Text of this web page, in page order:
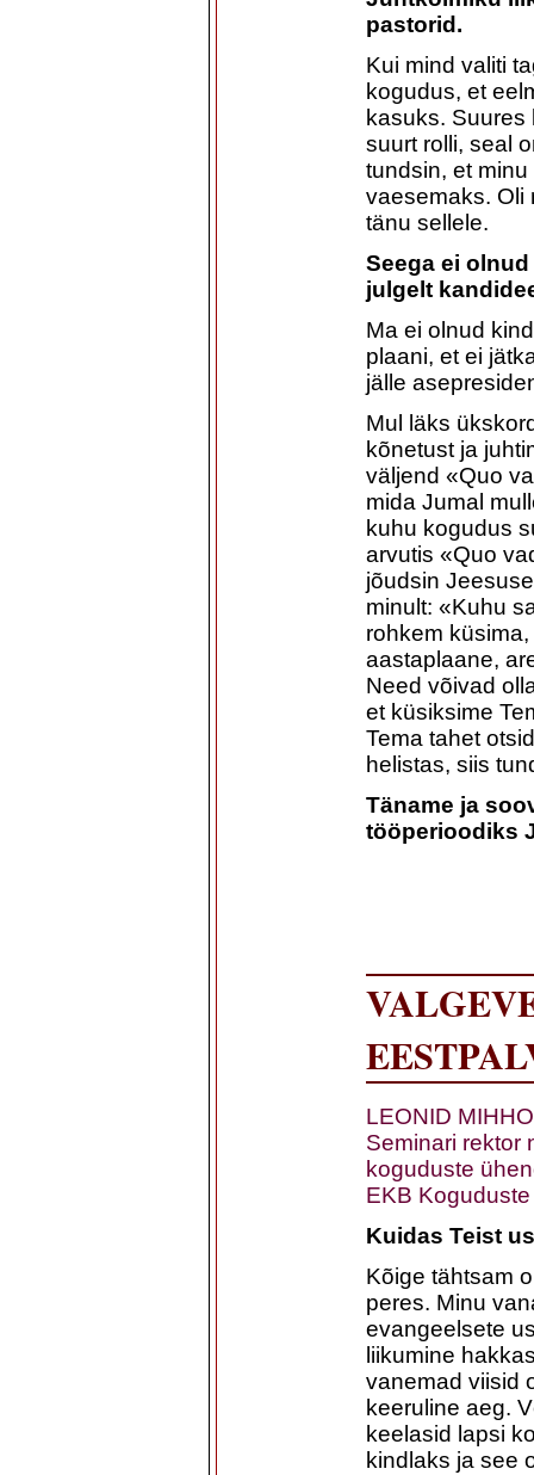
pastorid.
Kui mind valiti
kogudus, et
kasuks. Suures
suurt rolli, seal
tundsin, et
vaesemaks. Oli
tänu sellele.
Seega ei
julgelt
Ma ei olnud
plaani, et ei
jälle
Mul läks
kõnetust ja
väljend «Quo
mida Jumal
kuhu kogudus
arvutis «Quo
jõudsin
minult: «Kuhu
rohkem
aastaplaane,
Need võivad
et küsiksime
Tema tahet
helistas, siis
Täname ja
tööperioodiks
LEONID
Seminari rektor
koguduste
EKB
Kuidas Teist
Kõige tähtsam
peres. Minu
evangeelsete
liikumine
vanemad viisid
keeruline aeg.
keelasid lapsi
kindlaks ja see